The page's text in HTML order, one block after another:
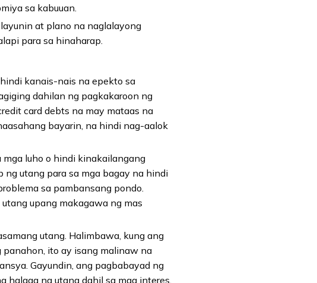
sa kabuuan.
at plano na naglalayong
para sa hinaharap.
kanais-nais na epekto sa
dahilan ng pagkakaroon ng
card debts na may mataas na
bayarin, na hindi nag-aalok
luho o hindi kinakailangang
utang para sa mga bagay na hindi
sa pambansang pondo.
upang makagawa ng mas
utang. Halimbawa, kung ang
ito ay isang malinaw na
Gayundin, ang pagbabayad ng
halaga ng utang dahil sa mga interes.